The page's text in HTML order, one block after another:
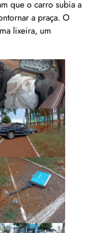
que o carro subia a
a praça. O
lixeira, um